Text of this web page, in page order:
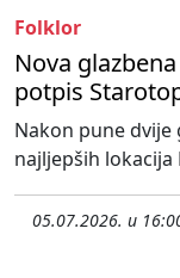
Folklor
Nova
potpis
Nakon pune
najljepših lokacija
05.07.2026. u